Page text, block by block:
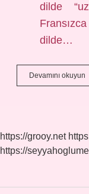
dilde
dilde…
Devamını okuyun
https://grooy.net
https://